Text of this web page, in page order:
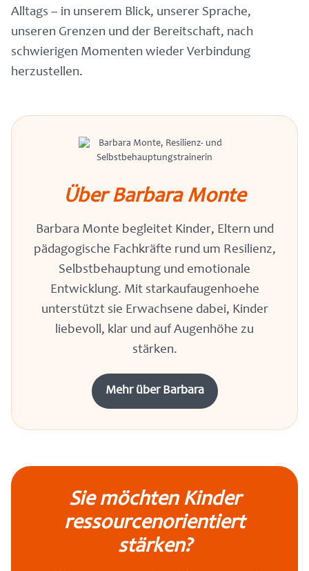
Alltags – in unserem Blick, unserer Sprache,
unseren Grenzen und der Bereitschaft, nach
schwierigen Momenten wieder Verbindung
herzustellen.
Über Barbara Monte
Barbara Monte begleitet Kinder, Eltern und
pädagogische Fachkräfte rund um Resilienz,
Selbstbehauptung und emotionale
Entwicklung. Mit starkaufaugenhoehe
unterstützt sie Erwachsene dabei, Kinder
liebevoll, klar und auf Augenhöhe zu
stärken.
Mehr über Barbara
Sie möchten Kinder
ressourcenorientiert
stärken?